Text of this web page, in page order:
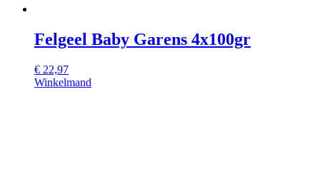
Felgeel Baby Garens 4x100gr
€ 22,97
Winkelmand